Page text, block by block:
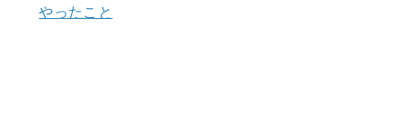
やったこと